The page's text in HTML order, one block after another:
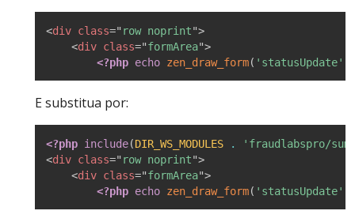
<div class=" row noprint">
<div class="formArea">
<?php echo zen_draw_form( 'statusUpdate'
E substitua por:
<?php include(DIR_WS_MODULES .
'fraudlabspro/
<div class=" row noprint">
<div class="formArea">
<?php echo zen_draw_form( 'statusUpdate'